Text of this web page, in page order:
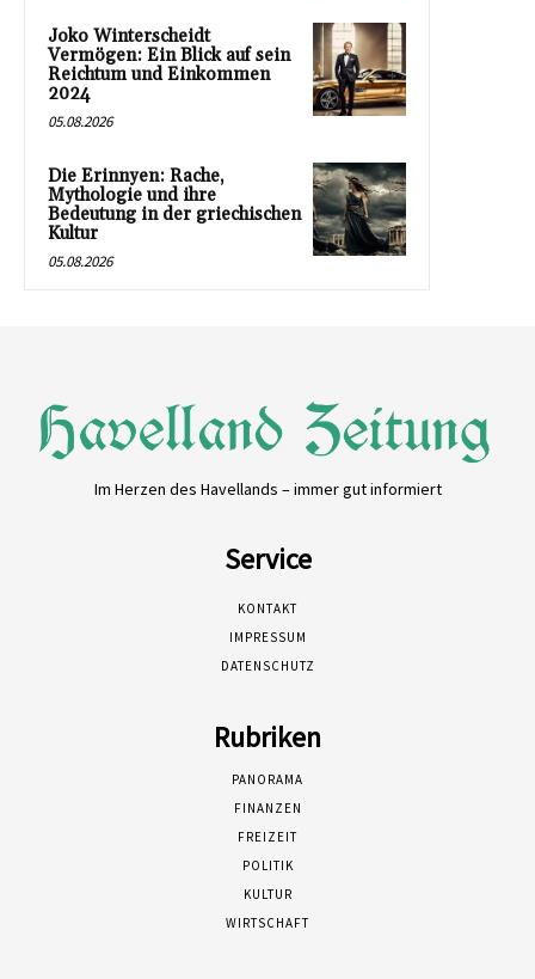
Joko Winterscheidt
Vermögen: Ein Blick auf sein
Reichtum und Einkommen
2024
05.08.2026
Die Erinnyen: Rache,
Mythologie und ihre
Bedeutung in der griechischen
Kultur
05.08.2026
Im Herzen des Havellands – immer gut informiert
Service
KONTAKT
IMPRESSUM
DATENSCHUTZ
Rubriken
PANORAMA
FINANZEN
FREIZEIT
POLITIK
KULTUR
WIRTSCHAFT